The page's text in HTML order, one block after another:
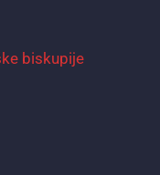
biskupije